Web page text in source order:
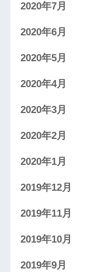
2020年7月
2020年6月
2020年5月
2020年4月
2020年3月
2020年2月
2020年1月
2019年12月
2019年11月
2019年10月
2019年9月